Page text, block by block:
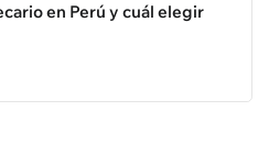
en Perú y cuál elegir